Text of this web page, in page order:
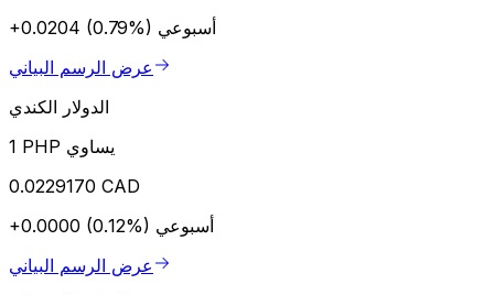
+0.0204 (0.79%) أسبوعي
عرض الرسم البياني
الدولار الكندي
1 PHP يساوي
0.0229170 CAD
+0.0000 (0.12%) أسبوعي
عرض الرسم البياني